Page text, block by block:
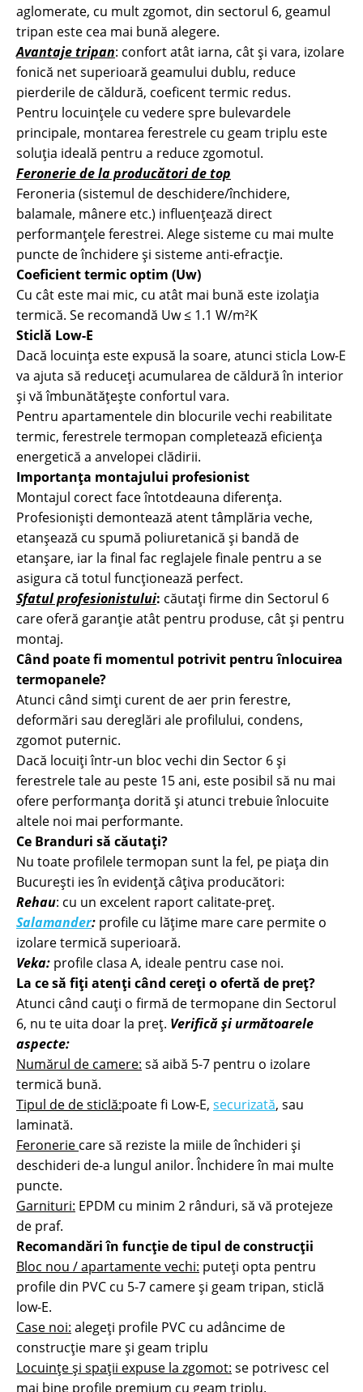
aglomerate, cu mult zgomot, din sectorul 6, geamul
tripan este cea mai bună alegere.
Avantaje tripan: confort atât iarna, cât și vara, izolare
fonică net superioară geamului dublu, reduce
pierderile de căldură, coeficent termic redus.
Pentru locuințele cu vedere spre bulevardele
principale, montarea ferestrele cu geam triplu este
soluția ideală pentru a reduce zgomotul.
Feronerie de la producători de top
Feroneria (sistemul de deschidere/închidere,
balamale, mânere etc.) influențează direct
performanțele ferestrei. Alege sisteme cu mai multe
puncte de închidere și sisteme anti-efracție.
Coeficient termic optim (Uw)
Cu cât este mai mic, cu atât mai bună este izolația
termică. Se recomandă Uw ≤ 1.1 W/m²K
Sticlă Low-E
Dacă locuința este expusă la soare, atunci sticla Low-E
va ajuta să reduceți acumularea de căldură în interior
și vă îmbunătățește confortul vara.
Pentru apartamentele din blocurile vechi reabilitate
termic, ferestrele termopan completează eficiența
energetică a anvelopei clădirii.
Importanța montajului profesionist
Montajul corect face întotdeauna diferența.
Profesioniști demontează atent tâmplăria veche,
etanșează cu spumă poliuretanică și bandă de
etanșare, iar la final fac reglajele finale pentru a se
asigura că totul funcționează perfect.
Sfatul profesionistului: căutați firme din Sectorul 6
care oferă garanție atât pentru produse, cât și pentru
montaj.
Când poate fi momentul potrivit pentru înlocuirea
termopanele?
Atunci când simți curent de aer prin ferestre,
deformări sau dereglări ale profilului, condens,
zgomot puternic.
Dacă locuiți într-un bloc vechi din Sector 6 și
ferestrele tale au peste 15 ani, este posibil să nu mai
ofere performanța dorită și atunci trebuie înlocuite
altele noi mai performante.
Ce Branduri să căutați?
Nu toate profilele termopan sunt la fel, pe piața din
București ies în evidență câțiva producători:
Rehau: cu un excelent raport calitate-preț.
Salamander: profile cu lățime mare care permite o
izolare termică superioară.
Veka: profile clasa A, ideale pentru case noi.
La ce să fiți atenți când cereți o ofertă de preț?
Atunci când cauți o firmă de termopane din Sectorul
6, nu te uita doar la preț. Verifică și următoarele
aspecte:
Numărul de camere: să aibă 5-7 pentru o izolare
termică bună.
Tipul de de sticlă:poate fi Low-E, securizată, sau
laminată.
Feronerie care să reziste la miile de închideri și
deschideri de-a lungul anilor. Închidere în mai multe
puncte.
Garnituri: EPDM cu minim 2 rânduri, să vă protejeze
de praf.
Recomandări în funcție de tipul de construcții
Bloc nou / apartamente vechi: puteți opta pentru
profile din PVC cu 5-7 camere și geam tripan, sticlă
low-E.
Case noi: alegeți profile PVC cu adâncime de
construcție mare și geam triplu
Locuințe și spații expuse la zgomot: se potrivesc cel
mai bine profile premium cu geam triplu.